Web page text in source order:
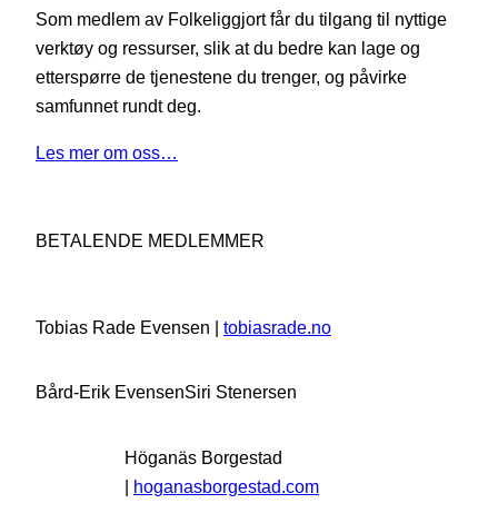
Som medlem av Folkeliggjort får du tilgang til nyttige
verktøy og ressurser, slik at du bedre kan lage og
etterspørre de tjenestene du trenger, og påvirke
samfunnet rundt deg.
Les mer om oss…
BETALENDE MEDLEMMER
Tobias Rade Evensen | tobiasrade.no
Bård-Erik EvensenSiri Stenersen
Höganäs Borgestad
| hoganasborgestad.com